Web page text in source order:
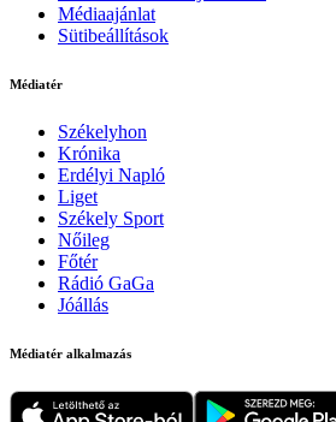
Médiaajánlat
Sütibeállítások
Médiatér
Székelyhon
Krónika
Erdélyi Napló
Liget
Székely Sport
Nőileg
Főtér
Rádió GaGa
Jóállás
Médiatér alkalmazás